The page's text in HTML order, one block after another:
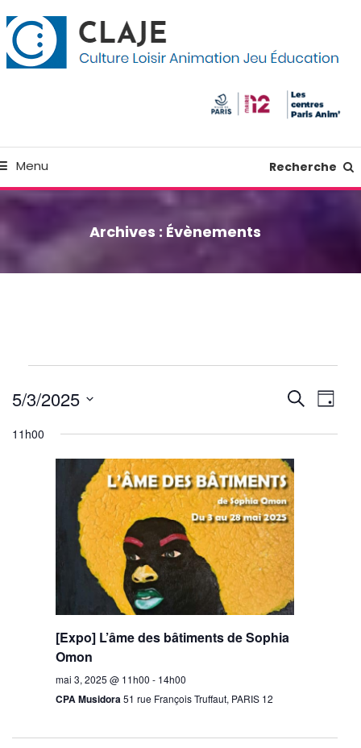
Menu Recherche
Archives : Évènements
for
3,
et
de
vues
Recherche
de
Jour
5/3/2025
une
11h00
[Expo] L’âme des bâtiments de Sophia
Omon
mai 3, 2025 @ 11h00 - 14h00
CPA Musidora51 rue François Truffaut, PARIS 12